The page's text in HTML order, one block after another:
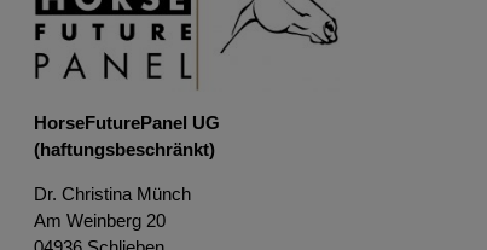
HorseFuturePanel UG
(haftungsbeschränkt)
Dr. Christina Münch
Am Weinberg 20